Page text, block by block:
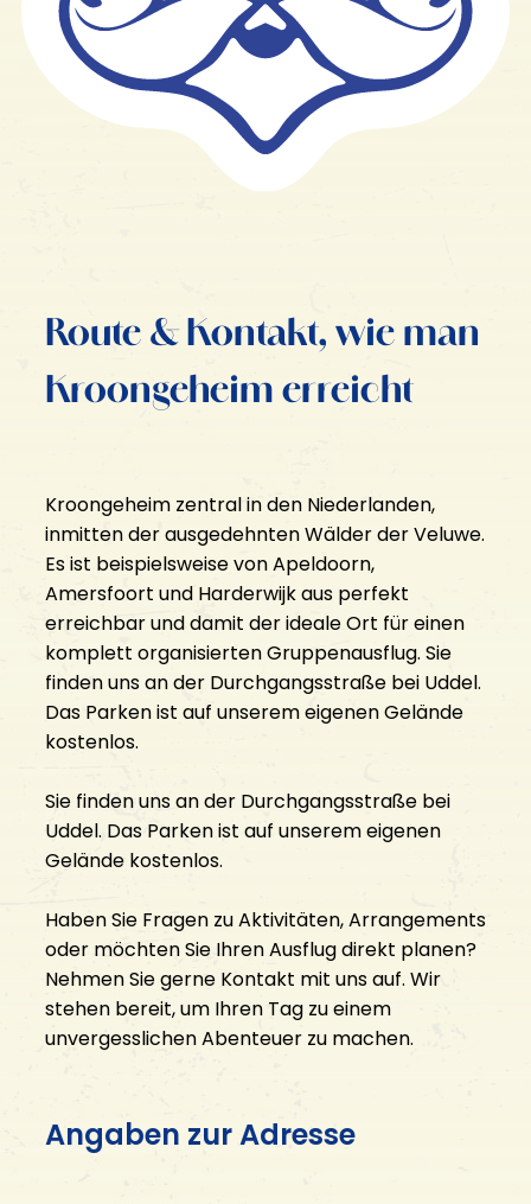
Gastfreundschaft
MINI Cooper Tour
Eisstockschießen
Bogenschießen & Luftgewehrschießen
Familienausflug
Junggesellenabschied für ihn
Junggesellenabschied für sie
Ausflug der Freunde
Betriebsausflug
KONTAKT
Die Öffnungszeiten
FAQ
Offene Stellen
Route & Kontakt, wie man
Kroongeheim erreicht
Kroongeheim zentral in den Niederlanden,
inmitten der ausgedehnten Wälder der Veluwe.
Es ist beispielsweise von Apeldoorn,
Amersfoort und Harderwijk aus perfekt
erreichbar und damit der ideale Ort für einen
komplett organisierten Gruppenausflug. Sie
finden uns an der Durchgangsstraße bei Uddel.
Das Parken ist auf unserem eigenen Gelände
kostenlos.
Sie finden uns an der Durchgangsstraße bei
Uddel. Das Parken ist auf unserem eigenen
Gelände kostenlos.
Haben Sie Fragen zu Aktivitäten, Arrangements
oder möchten Sie Ihren Ausflug direkt planen?
Nehmen Sie gerne Kontakt mit uns auf. Wir
stehen bereit, um Ihren Tag zu einem
unvergesslichen Abenteuer zu machen.
Angaben zur Adresse